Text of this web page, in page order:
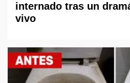
internado tras un
vivo